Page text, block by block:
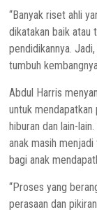
“Banyak riset ahli
dikatakan baik atau
pendidikannya.
tumbuh
Abdul Harris
untuk mendapatkan
hiburan dan lain-
anak masih
bagi anak
“Proses yang
perasaan dan